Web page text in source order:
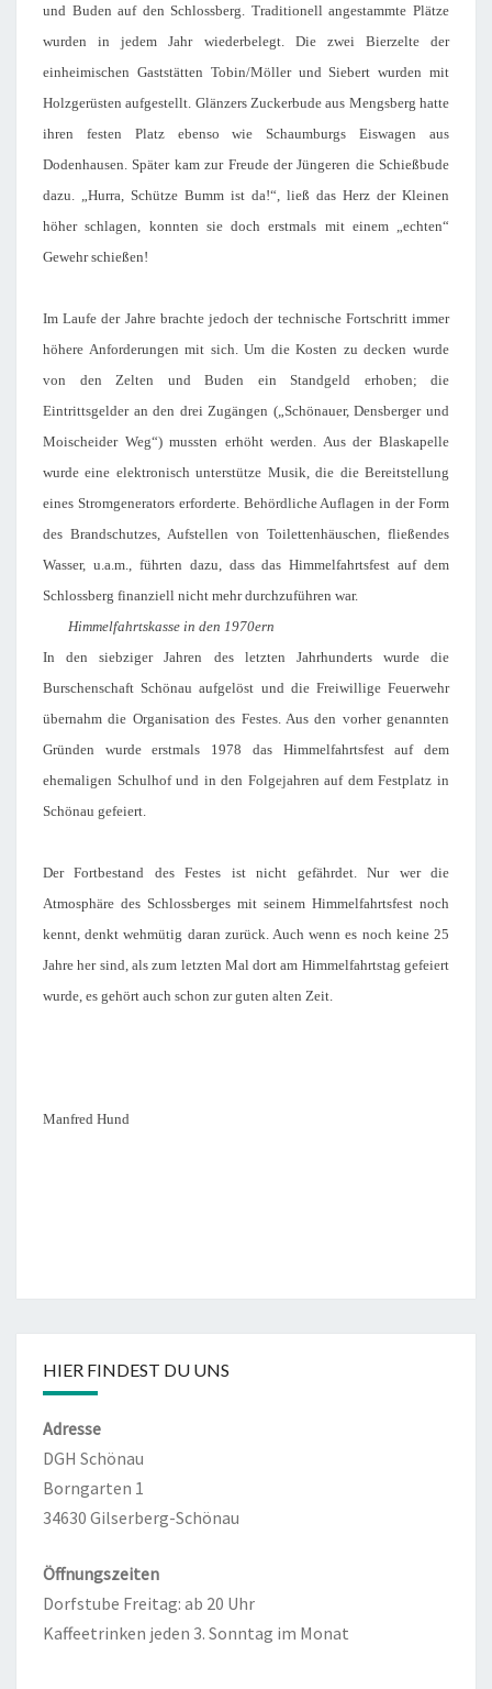
und Buden auf den Schlossberg. Traditionell angestammte Plätze
wurden in jedem Jahr wiederbelegt. Die zwei Bierzelte der
einheimischen Gaststätten Tobin/Möller und Siebert wurden mit
Holzgerüsten aufgestellt. Glänzers Zuckerbude aus Mengsberg hatte
ihren festen Platz ebenso wie Schaumburgs Eiswagen aus
Dodenhausen. Später kam zur Freude der Jüngeren die Schießbude
dazu. „Hurra, Schütze Bumm ist da!“, ließ das Herz der Kleinen
höher schlagen, konnten sie doch erstmals mit einem „echten“
Gewehr schießen!
Im Laufe der Jahre brachte jedoch der technische Fortschritt immer
höhere Anforderungen mit sich. Um die Kosten zu decken wurde
von den Zelten und Buden ein Standgeld erhoben; die
Eintrittsgelder an den drei Zugängen („Schönauer, Densberger und
Moischeider Weg“) mussten erhöht werden. Aus der Blaskapelle
wurde eine elektronisch unterstütze Musik, die die Bereitstellung
eines Stromgenerators erforderte. Behördliche Auflagen in der Form
des Brandschutzes, Aufstellen von Toilettenhäuschen, fließendes
Wasser, u.a.m., führten dazu, dass das Himmelfahrtsfest auf dem
Schlossberg finanziell nicht mehr durchzuführen war.
Himmelfahrtskasse in den 1970ern
In den siebziger Jahren des letzten Jahrhunderts wurde die
Burschenschaft Schönau aufgelöst und die Freiwillige Feuerwehr
übernahm die Organisation des Festes. Aus den vorher genannten
Gründen wurde erstmals 1978 das Himmelfahrtsfest auf dem
ehemaligen Schulhof und in den Folgejahren auf dem Festplatz in
Schönau gefeiert.
Der Fortbestand des Festes ist nicht gefährdet. Nur wer die
Atmosphäre des Schlossberges mit seinem Himmelfahrtsfest noch
kennt, denkt wehmütig daran zurück. Auch wenn es noch keine 25
Jahre her sind, als zum letzten Mal dort am Himmelfahrtstag gefeiert
wurde, es gehört auch schon zur guten alten Zeit.
Manfred Hund
HIER FINDEST DU UNS
Adresse
DGH Schönau
Borngarten 1
34630 Gilserberg-Schönau
Öffnungszeiten
Dorfstube Freitag: ab 20 Uhr
Kaffeetrinken jeden 3. Sonntag im Monat